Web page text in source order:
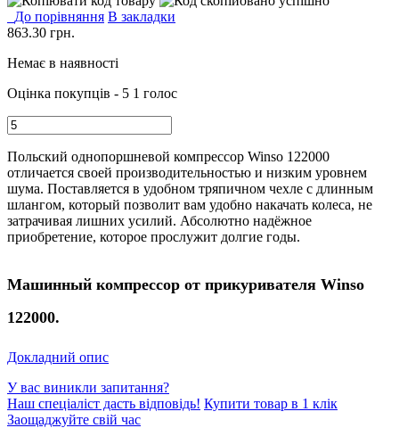
До порівняння В закладки
863.30 грн.
Немає в наявності
Оцінка покупців - 5 1 голос
Польский однопоршневой компрессор Winso 122000
отличается своей производительностью и низким уровнем
шума. Поставляется в удобном тряпичном чехле с длинным
шлангом, который позволит вам удобно накачать колеса, не
затрачивая лишних усилий. Абсолютно надёжное
приобретение, которое прослужит долгие годы.
Машинный компрессор от прикуривателя Winso
122000.
Докладний опис
У вас виникли запитання?
Наш спеціаліст дасть відповідь! Купити товар в 1 клік
Заощаджуйте свій час